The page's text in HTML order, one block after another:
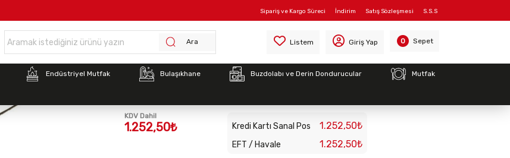
S.S.S
Satış Sözleşmesi
İndirim
Sipariş ve Kargo Süreci
Ara Listem Giriş Yap 0 Sepet
Endüstriyel Mutfak Bulaşıkhane Buzdolabı ve Derin Dondurucular Mutfak
Stok Kodu:7071742010
Benmari Rezistans Isıtıcı 2000W/230V
KDV Dahil
1.252,50₺ Kredi Kartı Sanal Pos 1.252,50₺
EFT / Havale 1.252,50₺